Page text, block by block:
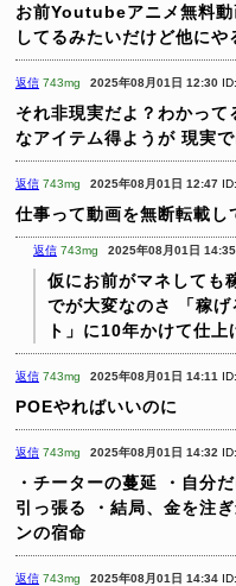
お前Youtubeアニメ無料動
してるみたいだけど他にや
返信 743mg 2025年08月01日 12:30
それ非現実だよ？わかって
なアイテム得ようが 現実
返信 743mg 2025年08月01日 12:47
仕事って動画を無断転載し
返信 743mg 2025年08月01日 14:35
仮にお前がマネしても
でが大変なのさ
「稼
ト」に10年かけて仕
返信 743mg 2025年08月01日 14:11
POEやればいいのに
返信 743mg 2025年08月01日 14:32
・チーターの蔓延
・自分
引っ張る
・結局、金を注
ンの宿命
返信 743mg 2025年08月01日 14:34